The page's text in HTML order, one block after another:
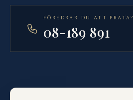
FÖREDRAR DU ATT PRATA?
08-189 891